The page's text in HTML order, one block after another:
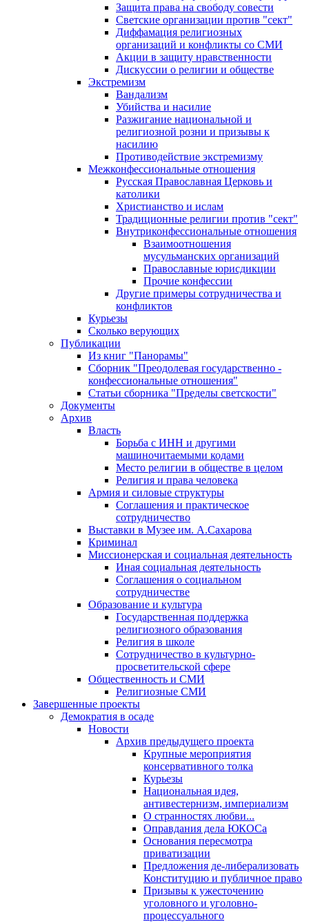
Защита права на свободу совести
Светские организации против "сект"
Диффамация религиозных
организаций и конфликты со СМИ
Акции в защиту нравственности
Дискуссии о религии и обществе
Экстремизм
Вандализм
Убийства и насилие
Разжигание национальной и
религиозной розни и призывы к
насилию
Противодействие экстремизму
Межконфессиональные отношения
Русская Православная Церковь и
католики
Христианство и ислам
Традиционные религии против "сект"
Внутриконфессиональные отношения
Взаимоотношения
мусульманских организаций
Православные юрисдикции
Прочие конфессии
Другие примеры сотрудничества и
конфликтов
Курьезы
Сколько верующих
Публикации
Из книг "Панорамы"
Сборник "Преодолевая государственно -
конфессиональные отношения"
Статьи сборника "Пределы светскости"
Документы
Архив
Власть
Борьба с ИНН и другими
машиночитаемыми кодами
Место религии в обществе в целом
Религия и права человека
Армия и силовые структуры
Соглашения и практическое
сотрудничество
Выставки в Музее им. А.Сахарова
Криминал
Миссионерская и социальная деятельность
Иная социальная деятельность
Соглашения о социальном
сотрудничестве
Образование и культура
Государственная поддержка
религиозного образования
Религия в школе
Сотрудничество в культурно-
просветительской сфере
Общественность и СМИ
Религиозные СМИ
Завершенные проекты
Демократия в осаде
Новости
Архив предыдущего проекта
Крупные мероприятия
консервативного толка
Курьезы
Национальная идея,
антивестернизм, империализм
О странностях любви...
Оправдания дела ЮКОСа
Основания пересмотра
приватизации
Предложения де-либерализовать
Конституцию и публичное право
Призывы к ужесточению
уголовного и уголовно-
процессуального